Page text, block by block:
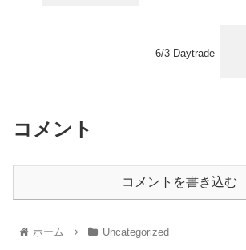
6/3 Daytrade
コメント
コメントを書き込む
ホーム Uncategorized